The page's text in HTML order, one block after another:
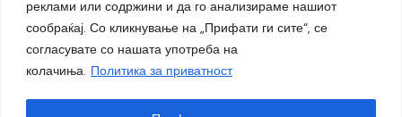
реклами или содржини и да го анализираме нашиот
сообраќај. Со кликнување на „Прифати ги сите“, се
согласувате со нашата употреба на
колачиња. Политика за приватност
Импресум|Маркетинг